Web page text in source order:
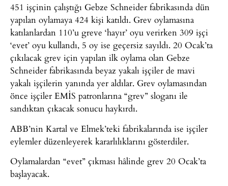
451 işçinin çalıştığı Gebze Schneider fabrikasında dün
yapılan oylamaya 424 kişi katıldı. Grev oylamasına
katılanlardan 110’u greve ‘hayır’ oyu verirken 309 işçi
‘evet’ oyu kullandı, 5 oy ise geçersiz sayıldı. 20 Ocak’ta
çıkılacak grev için yapılan ilk oylama olan Gebze
Schneider fabrikasında beyaz yakalı işçiler de mavi
yakalı işçilerin yanında yer aldılar. Grev oylamasından
önce işçiler EMİS patronlarına “grev” sloganı ile
sandıktan çıkacak sonucu haykırdı.
ABB’nin Kartal ve Elmek’teki fabrikalarında ise işçiler
eylemler düzenleyerek kararlılıklarını gösterdiler.
Oylamalardan “evet” çıkması hâlinde grev 20 Ocak’ta
başlayacak.